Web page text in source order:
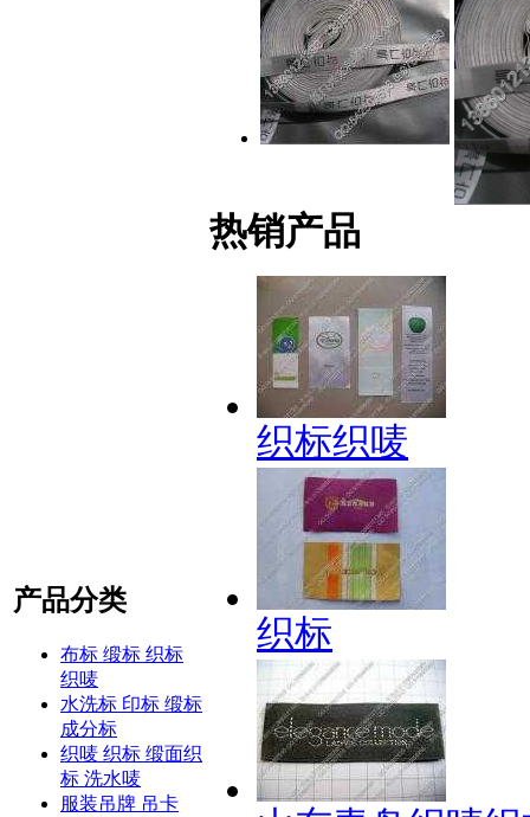
产品分类
布标 缎标 织标
织唛
水洗标 印标 缎标
成分标
织唛 织标 缎面织
标 洗水唛
服装吊牌 吊卡
热销产品
织标织唛
织标